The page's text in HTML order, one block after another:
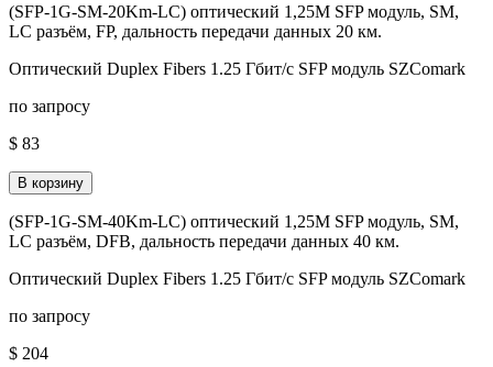
(SFP-1G-SM-20Km-LC) оптический 1,25M SFP модуль, SM,
LC разъём, FP, дальность передачи данных 20 км.
Оптический Duplex Fibers 1.25 Гбит/с SFP модуль SZComark
по запросу
$ 83
В корзину
(SFP-1G-SM-40Km-LC) оптический 1,25M SFP модуль, SM,
LC разъём, DFB, дальность передачи данных 40 км.
Оптический Duplex Fibers 1.25 Гбит/с SFP модуль SZComark
по запросу
$ 204